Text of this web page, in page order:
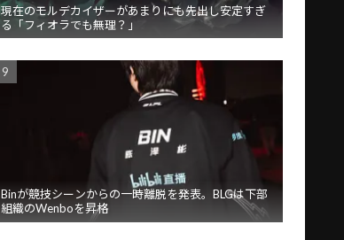
現在のモルデカイザーがあまりにも先出し安定すぎ
る「フィオラでも無理？」
Binが競技シーンからの一時離脱を発表。BLGは下部
組織のWenboを昇格